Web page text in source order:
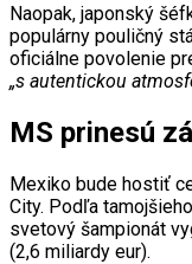
Naopak, japonský
populárny pouličný
oficiálne povolenie
„s autentickou
MS prinesú
Mexiko bude hostiť
City. Podľa
svetový šampionát
(2,6 miliardy eur).